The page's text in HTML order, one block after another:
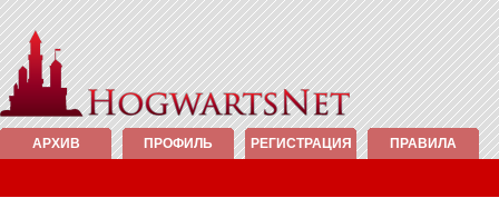
АРХИВ ПРОФИЛЬ РЕГИСТРАЦИЯ ПРАВИЛА